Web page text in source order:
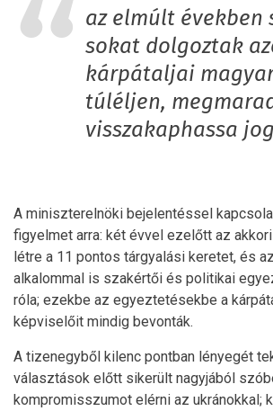
az elmúlt években
sokat dolgoztak
kárpátaljai
túléljen,
visszakaphassa
A miniszterelnöki bejelentéssel
figyelmet arra: két évvel ezelőtt az
létre a 11 pontos tárgyalási keretet, és
alkalommal is szakértői és politikai
róla; ezekbe az egyeztetésekbe a
képviselőit mindig bevonták.
A tizenegyből kilenc pontban lényegét
választások előtt sikerült nagyjából
kompromisszumot elérni az ukránokkal;